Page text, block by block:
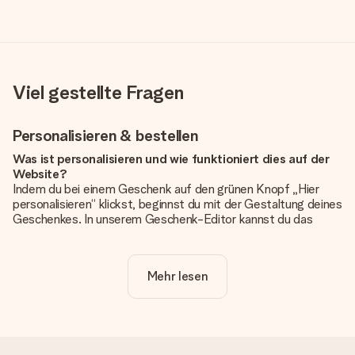
Viel gestellte Fragen
Personalisieren & bestellen
Was ist personalisieren und wie funktioniert dies auf der
Website?
Indem du bei einem Geschenk auf den grünen Knopf „Hier
personalisieren“ klickst, beginnst du mit der Gestaltung deines
Geschenkes. In unserem Geschenk-Editor kannst du das
noch eines unserer angebotenen Designs, um deinem
Geschenk die perfekte Ausstrahlung zu verleihen.
Mehr lesen